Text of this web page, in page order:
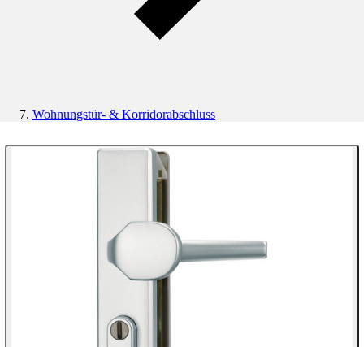
Wohnungstür- & Korridorabschluss